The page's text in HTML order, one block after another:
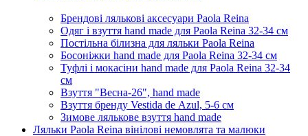
Брендові лялькові аксесуари Paola Reina
Одяг і взуття hand made для Paola Reina 32-34 см
Постільна білизна для ляльки Paola Reina
Босоніжки hand made для Paola Reina 32-34 см
Туфлі і мокасіни hand made для Paola Reina 32-34
см
Взуття "Весна-26", hand made
Взуття бренду Vestida de Аzul, 5-6 см
Зимове лялькове взуття hand made
Ляльки Paola Reina вiнiловi немовлята та малюки